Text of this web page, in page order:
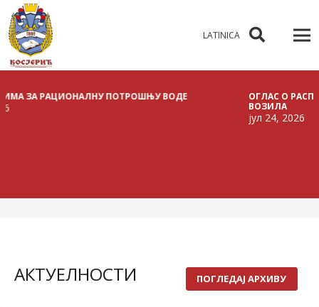
LATINICA
РАЦИОНАЛНУ ПОТРОШЊУ ВОДЕ
ОГЛАС О
јул 24, 2026
АКТУЕЛНОСТИ ПОГЛЕДАЈ АРХИВУ